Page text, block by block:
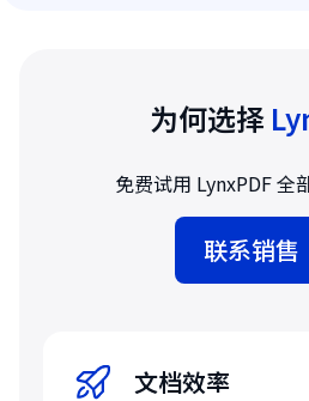
为何选择
联系销售
免费试用 LynxPDF 全
文档效率